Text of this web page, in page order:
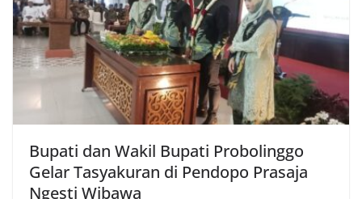
Bupati dan Wakil Bupati Probolinggo
Gelar Tasyakuran di Pendopo Prasaja
Ngesti Wibawa